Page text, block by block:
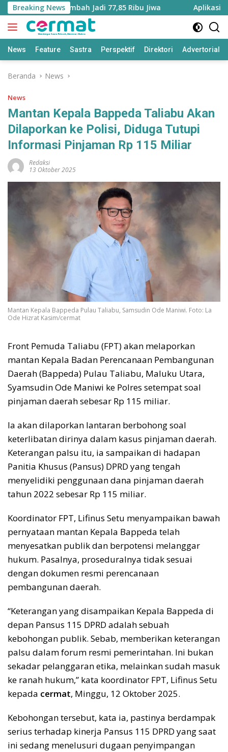
Langsung
ke
konten
Breaking News
Utara Bertambah Jadi 77,85 Ribu Jiwa Aplikasi
News Feature Sastra Perspektif Direktori Advertorial
Beranda News
News
Mantan Kepala Bappeda Taliabu Akan
Dilaporkan ke Polisi, Diduga Tutupi
Informasi Pinjaman Rp 115 Miliar
Redaksi
13 Oktober 2025
Mantan Kepala Bappeda Pulau Taliabu, Samsudin Ode Maniwi. Foto: La
Ode Hizrat Kasim/cermat
Front Pemuda Taliabu (FPT) akan melaporkan
mantan Kepala Badan Perencanaan Pembangunan
Daerah (Bappeda) Pulau Taliabu, Maluku Utara,
Syamsudin Ode Maniwi ke Polres setempat soal
pinjaman daerah sebesar Rp 115 miliar.
Ia akan dilaporkan lantaran berbohong soal
keterlibatan dirinya dalam kasus pinjaman daerah.
Keterangan palsu itu, ia sampaikan di hadapan
Panitia Khusus (Pansus) DPRD yang tengah
menyelidiki penggunaan dana pinjaman daerah
tahun 2022 sebesar Rp 115 miliar.
Koordinator FPT, Lifinus Setu menyampaikan bawah
pernyataan mantan Kepala Bappeda telah
menyesatkan publik dan berpotensi melanggar
hukum. Pasalnya, proseduralnya tidak sesuai
dengan dokumen resmi perencanaan
pembangunan daerah.
“Keterangan yang disampaikan Kepala Bappeda di
depan Pansus 115 DPRD adalah sebuah
kebohongan publik. Sebab, memberikan keterangan
palsu dalam forum resmi pemerintahan. Ini bukan
sekadar pelanggaran etika, melainkan sudah masuk
ke ranah hukum,” kata koordinator FPT, Lifinus Setu
kepada cermat, Minggu, 12 Oktober 2025.
Kebohongan tersebut, kata ia, pastinya berdampak
serius terhadap kinerja Pansus 115 DPRD yang saat
ini sedang menelusuri dugaan penyimpangan